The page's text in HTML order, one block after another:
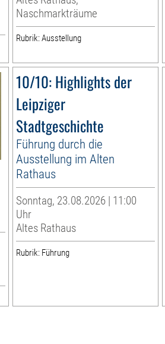
Naschmarkträume
Rubrik: Ausstellung
10/10: Highlights der
Leipziger
Stadtgeschichte
Führung durch die
Ausstellung im Alten
Rathaus
Sonntag, 23.08.2026 | 11:00
Uhr
Altes Rathaus
Rubrik: Führung